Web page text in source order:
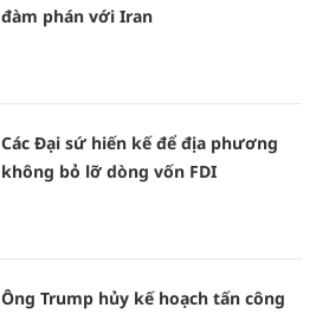
đàm phán với Iran
Các Đại sứ hiến kế để địa phương
không bỏ lỡ dòng vốn FDI
Ông Trump hủy kế hoạch tấn công